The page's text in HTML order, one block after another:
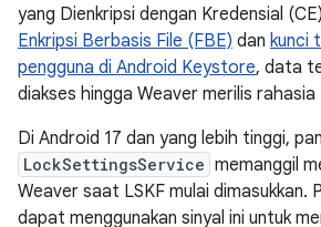
yang Dienkripsi dengan Kredensial
Enkripsi Berbasis File (FBE) dan kunci
pengguna di Android Keystore, data
diakses hingga Weaver merilis
Di Android 17 dan yang lebih tinggi,
LockSettingsService memanggil
Weaver saat LSKF mulai dimasukkan.
dapat menggunakan sinyal ini untuk